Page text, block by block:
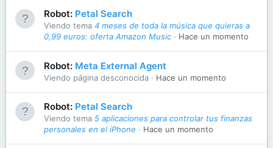
Robot: Petal Search
Viendo tema 4 meses de toda la música que quieras a
0,99 euros: oferta Amazon Music
Hace un momento
Robot: Meta External Agent
Viendo página desconocida Hace un momento
Robot: Petal Search
Viendo tema 5 aplicaciones para controlar tus finanzas
personales en el iPhone
Hace un momento